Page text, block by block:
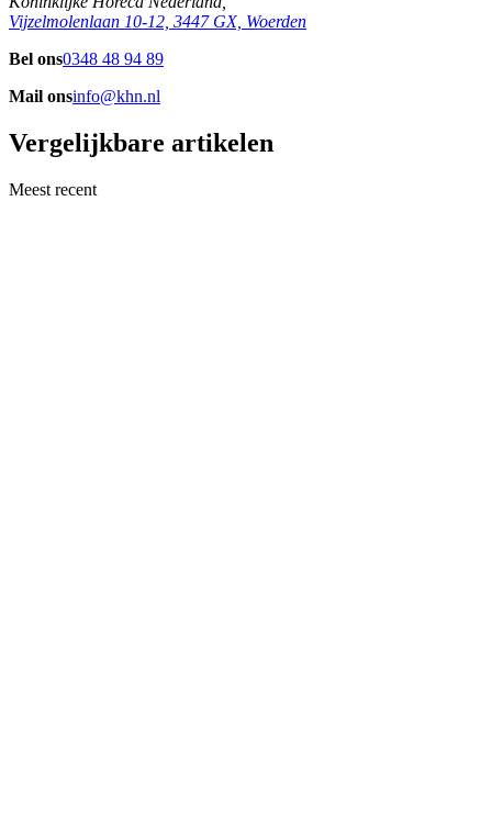
Vijzelmolenlaan 10-12, 3447 GX, Woerden
Bel ons0348 48 94 89
Mail onsinfo@khn.nl
Vergelijkbare artikelen
Meest recent